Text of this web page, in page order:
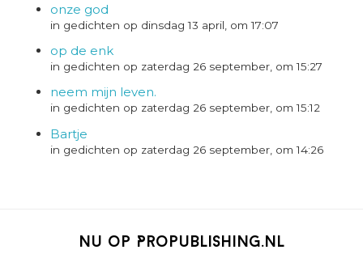
onze god
in gedichten op dinsdag 13 april, om 17:07
op de enk
in gedichten op zaterdag 26 september, om 15:27
neem mijn leven.
in gedichten op zaterdag 26 september, om 15:12
Bartje
in gedichten op zaterdag 26 september, om 14:26
Nu op Propublishing.nl